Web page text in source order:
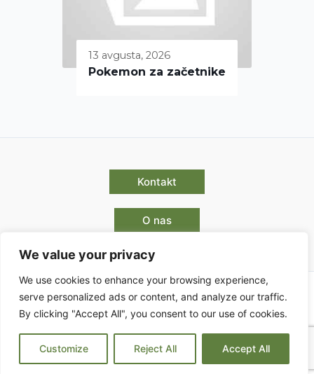
We value your privacy
We use cookies to enhance your browsing experience,
serve personalized ads or content, and analyze our traffic.
By clicking "Accept All", you consent to our use of cookies.
Customize Reject All Accept All
13 avgusta, 2026
Pokemon za začetnike
Kontakt
O nas
Pogoji poslovanja
Copyright © 2026 | Powered by Park Enigma d.o.o.